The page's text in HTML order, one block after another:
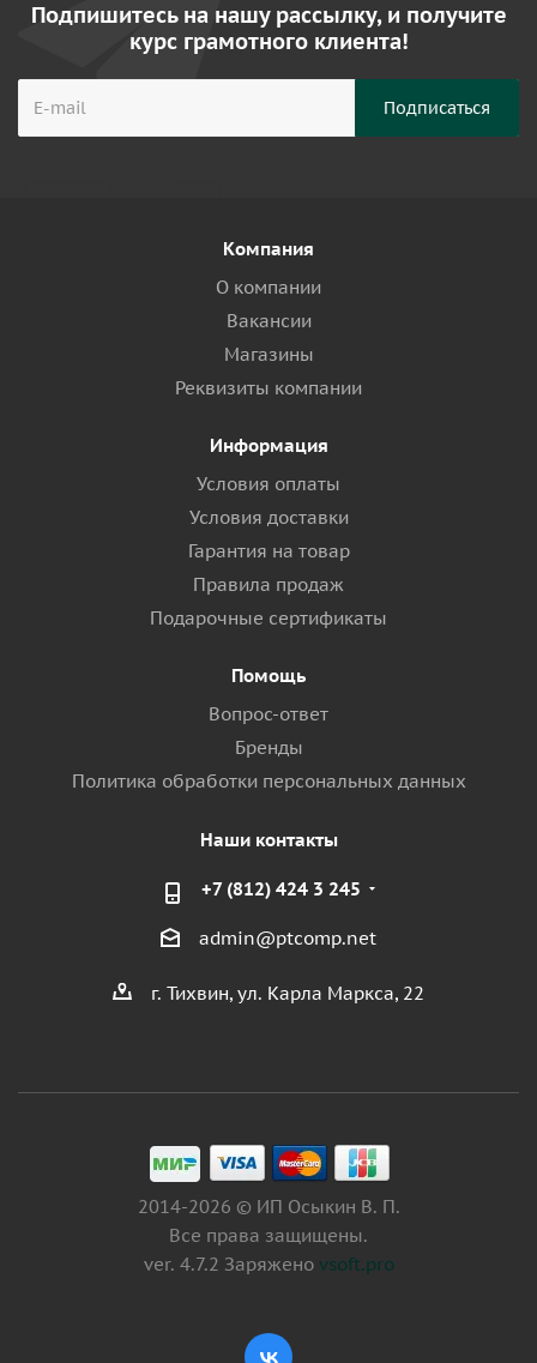
Подпишитесь на нашу рассылку, и получите
курс грамотного клиента!
Компания
О компании
Вакансии
Магазины
Реквизиты компании
Информация
Условия оплаты
Условия доставки
Гарантия на товар
Правила продаж
Подарочные сертификаты
Помощь
Вопрос-ответ
Бренды
Политика обработки персональных данных
Наши контакты
+7 (812) 424 3 245
admin@ptcomp.net
г. Тихвин, ул. Карла Маркса, 22
2014-2026 © ИП Осыкин В. П.
Все права защищены.
ver. 4.7.2 Заряжено vsoft.pro